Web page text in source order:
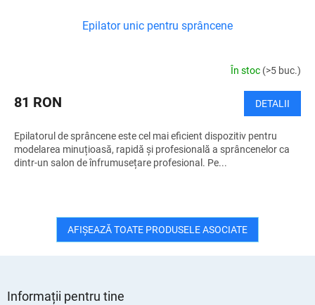
Epilator unic pentru sprâncene
În stoc (>5 buc.)
81 RON DETALII
Epilatorul de sprâncene este cel mai eficient dispozitiv pentru
modelarea minuțioasă, rapidă și profesională a sprâncenelor ca
dintr-un salon de înfrumusețare profesional. Pe...
AFIŞEAZĂ TOATE PRODUSELE ASOCIATE
Informații pentru tine